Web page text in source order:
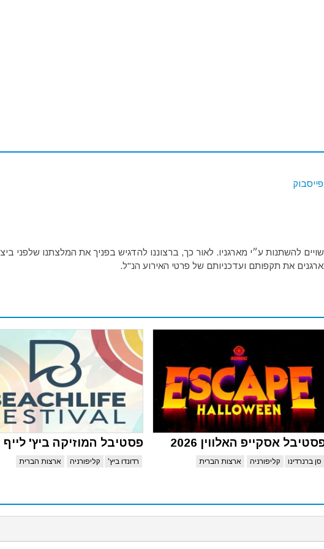
להשתנות ע״י מארגניו. לאור כך, ברצוננו להדגיש בפניך את המלצתנו שלפני
את תקפותם ועדכניותם של פרטי האירוע הנ"ל.
אסקייפ האלווין 2026
סן ברנרדינו קליפורניה ארצות הברית
פסטיבל המוזיקה ביץ' לייף 2027
רדונדו ביץ' קליפורניה ארצות הברית